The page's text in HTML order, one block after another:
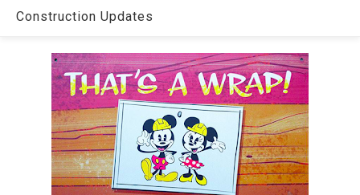
Construction Updates